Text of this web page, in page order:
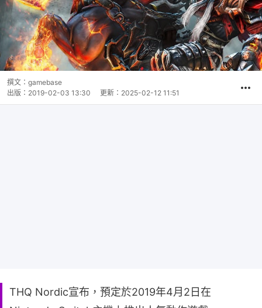
撰文： gamebase
出版： 2019-02-03 13:30 更新： 2025-02-12 11:51
THQ Nordic宣布，預定於2019年4月2日在